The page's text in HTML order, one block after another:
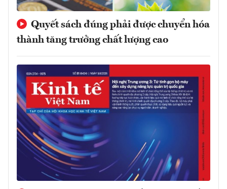
Quyết sách đúng phải được chuyển hóa
thành tăng trưởng chất lượng cao